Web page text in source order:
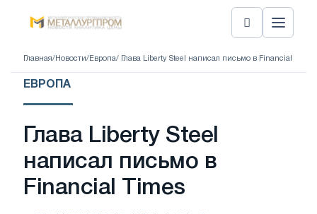
Главная/ Новости/ Европа/ Глава Liberty Steel написал письмо в Financial Times
ЕВРОПА
Глава Liberty Steel
написал письмо в
Financial Times